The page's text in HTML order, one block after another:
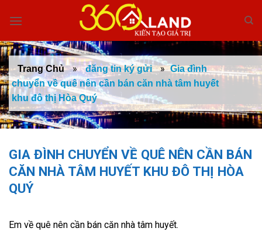
Trang Chủ » đăng tin ký gửi » Gia đình
chuyển về quê nên cần bán căn nhà tâm huyết
khu đô thị Hòa Quý
GIA ĐÌNH CHUYỂN VỀ QUÊ NÊN CẦN BÁN
CĂN NHÀ TÂM HUYẾT KHU ĐÔ THỊ HÒA
QUÝ
Em về quê nên cần bán căn nhà tâm huyết.